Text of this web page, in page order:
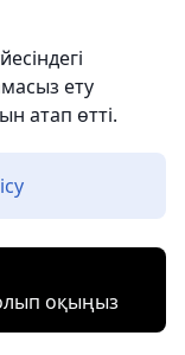
ету
атап өтті.
оқыңыз